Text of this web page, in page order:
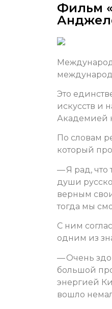
Фильм
Это
искусств и
Академией
По словам
который
— Я рад, что
души
верным
тогда мы
С ним
одним из
— Очень
большой
энергией
вошло